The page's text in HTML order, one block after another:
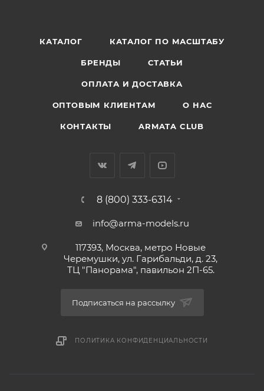
КАТАЛОГ КАТАЛОГ ПО МАСШТАБУ
БРЕНДЫ СТАТЬИ
ОПЛАТА И ДОСТАВКА
ОПТОВЫМ КЛИЕНТАМ О НАС
КОНТАКТЫ ARMATA CLUB
8 (800) 333-6314
info@arma-models.ru
117393, Москва, метро Новые
Черемушки, ул. Гарибальди, д. 23,
ТЦ "Панорама", павильон 2П-65.
Подписаться на рассылку
ПОЛИТИКА КОНФИДЕНЦИАЛЬНОСТИ